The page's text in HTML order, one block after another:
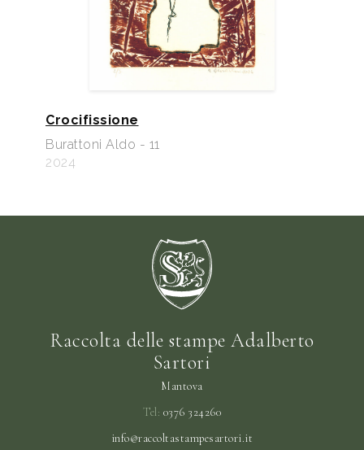
Crocifissione
Burattoni Aldo - 11
2024
Raccolta delle stampe Adalberto
Sartori
Mantova
Tel: 0376 324260
info@raccoltastampesartori.it